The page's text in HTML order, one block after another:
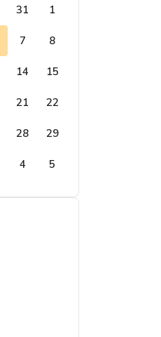
31 1
7 8
14 15
21 22
28 29
4 5